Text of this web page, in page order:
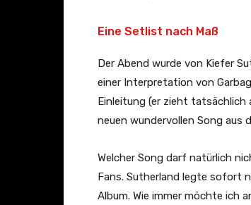
Eine Setlist nach Maß
Der Abend wurde von Kiefer
einer Interpretation von
Einleitung (er zieht tatsächlich
neuen wundervollen Song aus
Welcher Song darf natürlich
Fans. Sutherland legte sofort
Album. Wie immer möchte ich